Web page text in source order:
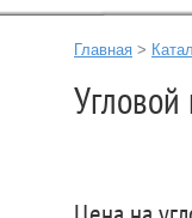
Главная >
Угловой